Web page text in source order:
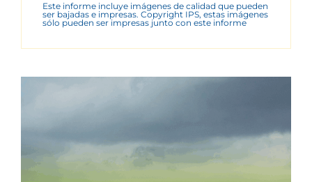
Este informe incluye imágenes de calidad que pueden
ser bajadas e impresas. Copyright IPS, estas imágenes
sólo pueden ser impresas junto con este informe